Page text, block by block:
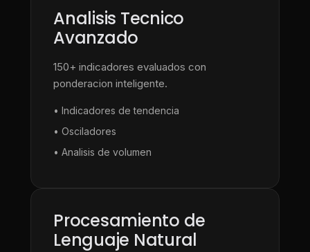
Analisis Tecnico
Avanzado
150+ indicadores evaluados con
ponderacion inteligente.
• Indicadores de tendencia
• Osciladores
• Analisis de volumen
Procesamiento de
Lenguaje Natural